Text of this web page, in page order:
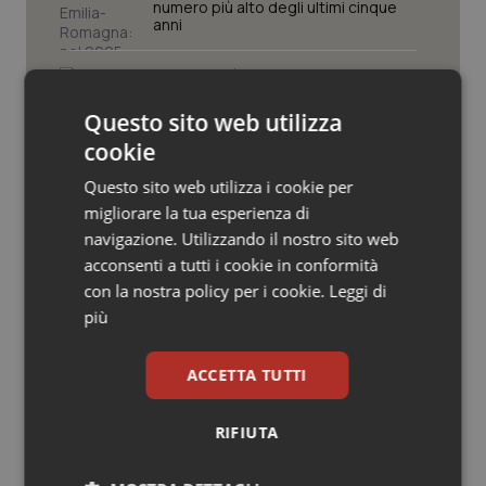
Veneto
Oncoematologia
Oncologia & Nutrizione
Quotidiano Cardiologia
Quotidiano Chirurgia
Quotidiano Pediatria
numero più alto degli ultimi cinque
anni
Puglia. Unità di crisi sanitaria al lavoro,
e conti
Educazione sanitaria: il farmaco più
efficace
Napoli. Medico preso a pugni dal
marito della paziente incinta
Questo sito web utilizza
cookie
Questo sito web utilizza i cookie per
migliorare la tua esperienza di
navigazione. Utilizzando il nostro sito web
acconsenti a tutti i cookie in conformità
con la nostra policy per i cookie. Leggi di
più
ACCETTA TUTTI
RIFIUTA